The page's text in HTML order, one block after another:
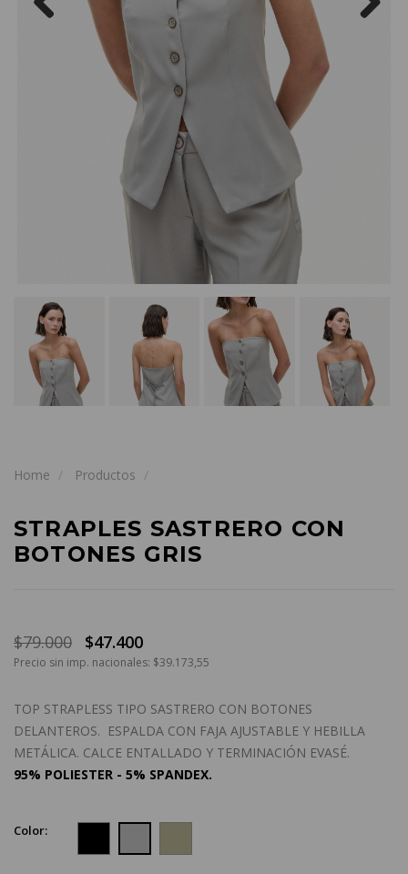
Home Productos
STRAPLES SASTRERO CON
BOTONES GRIS
$79.000 $47.400
Precio sin imp. nacionales: $39.173,55
TOP STRAPLESS TIPO SASTRERO CON BOTONES
DELANTEROS. ESPALDA CON FAJA AJUSTABLE Y HEBILLA
METÁLICA. CALCE ENTALLADO Y TERMINACIÓN EVASÉ.
95% POLIESTER - 5% SPANDEX.
Color: